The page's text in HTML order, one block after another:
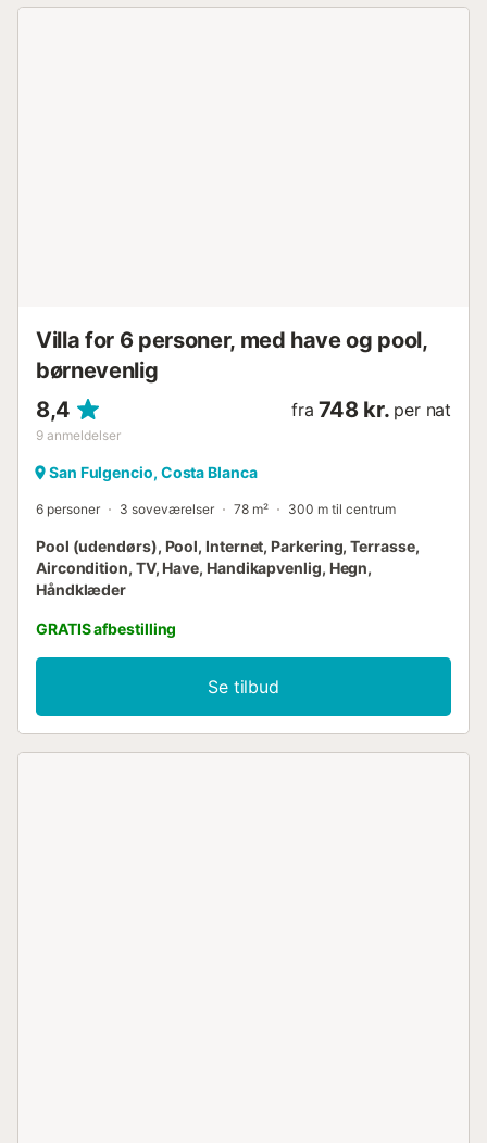
Villa for 6 personer, med have og pool,
børnevenlig
8,4
9 anmeldelser
fra 748 kr. per nat
San Fulgencio, Costa Blanca
6 personer 3 soveværelser 78 m² 300 m til centrum
Pool (udendørs), Pool, Internet, Parkering, Terrasse,
Aircondition, TV, Have, Handikapvenlig, Hegn,
Håndklæder
GRATIS afbestilling
Se tilbud